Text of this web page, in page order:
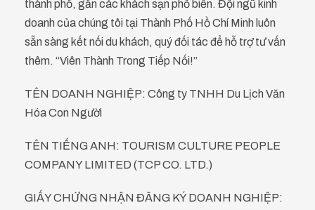
thành phố, gần các khách sạn phổ biến. Đội ngũ kinh
doanh của chúng tôi tại Thành Phố Hồ Chí Minh luôn
sẵn sàng kết nối du khách, quý đối tác để hỗ trợ tư vấn
thêm. “Viên Thành Trong Tiếp Nối!”
TÊN DOANH NGHIỆP: Công ty TNHH Du Lịch Văn
Hóa Con Người
TÊN TIẾNG ANH: TOURISM CULTURE PEOPLE
COMPANY LIMITED (TCP CO. LTD.)
GIẤY CHỨNG NHẬN ĐĂNG KÝ DOANH NGHIỆP: